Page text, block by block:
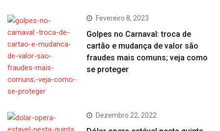
Fevereiro 8, 2023
Golpes no Carnaval: troca de
cartão e mudança de valor são
fraudes mais comuns; veja como
se proteger
Dezembro 22, 2022